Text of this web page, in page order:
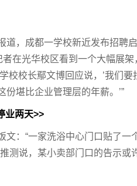
道，成都一学校新近发布招聘
者在光华校区看到一个大幅展
校长鄢文博回应说，’我们要
份堪比企业管理层的年薪。’”
业两天>>
：“一家洗浴中心门口贴了一
测说，某小卖部门口的告示或